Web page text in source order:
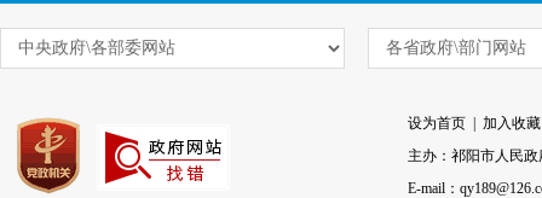
设为首页
加入收藏
主办：祁阳市人民
E-mail：